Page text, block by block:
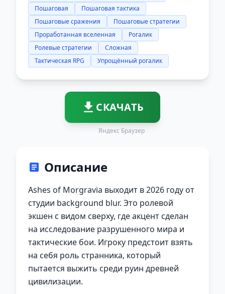
Пошаговая
Пошаговая тактика
Пошаговые сражения
Пошаговые стратегии
Проработанная вселенная
Рогалик
Ролевые стратегии
Сложная
Тактическая RPG
Упрощённый рогалик
СКАЧАТЬ
Яндекс Браузер
Описание
Ashes of Morgravia выходит в 2026 году от
студии background blur. Это ролевой
экшен с видом сверху, где акцент сделан
на исследование разрушенного мира и
тактические бои. Игроку предстоит взять
на себя роль странника, который
пытается выжить среди руин древней
цивилизации.